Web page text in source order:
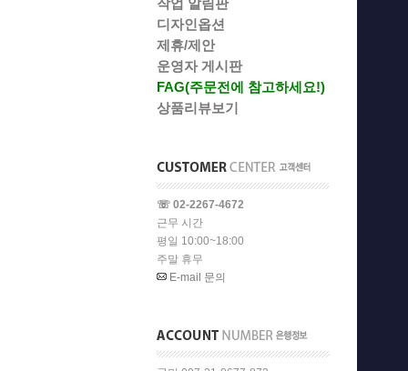
작업 알림판
디자인옵션
제휴/제안
운영자 게시판
FAG(주문전에 참고하세요!)
상품리뷰보기
☏ 02-2267-4672
근무 시간
평일 10:00~18:00
주말 휴무
E-mail 문의